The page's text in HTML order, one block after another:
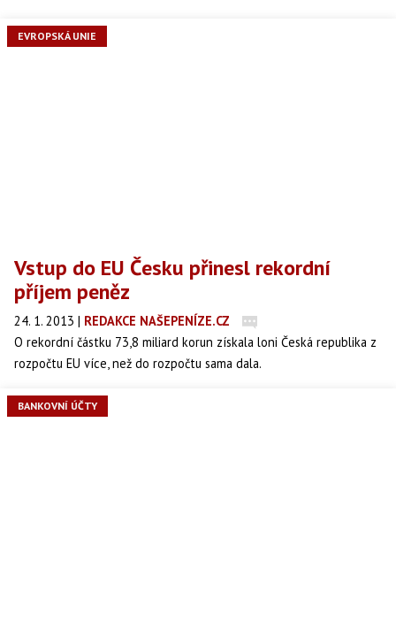
faktury, informovala společnost ČSOB Factoring.
EVROPSKÁ UNIE
Vstup do EU Česku přinesl rekordní
příjem peněz
24. 1. 2013 | REDAKCE NAŠEPENÍZE.CZ
O rekordní částku 73,8 miliard korun získala loni Česká republika z
rozpočtu EU více, než do rozpočtu sama dala.
BANKOVNÍ ÚČTY